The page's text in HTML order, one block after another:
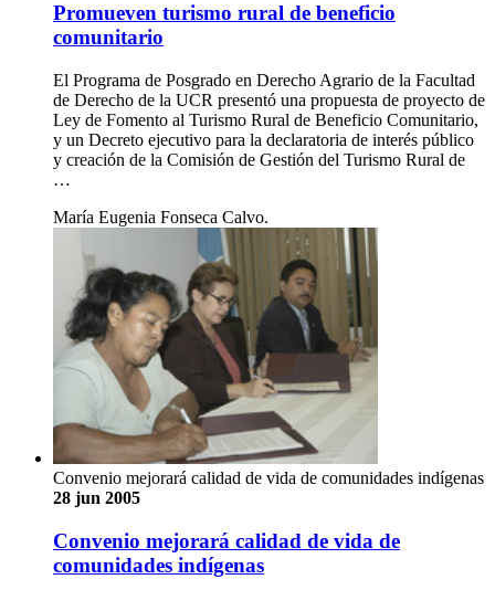
Promueven turismo rural de beneficio
comunitario
El Programa de Posgrado en Derecho Agrario de la Facultad
de Derecho de la UCR presentó una propuesta de proyecto de
Ley de Fomento al Turismo Rural de Beneficio Comunitario,
y un Decreto ejecutivo para la declaratoria de interés público
y creación de la Comisión de Gestión del Turismo Rural de
…
María Eugenia Fonseca Calvo.
Convenio mejorará calidad de vida de comunidades indígenas
28 jun 2005
Convenio mejorará calidad de vida de
comunidades indígenas